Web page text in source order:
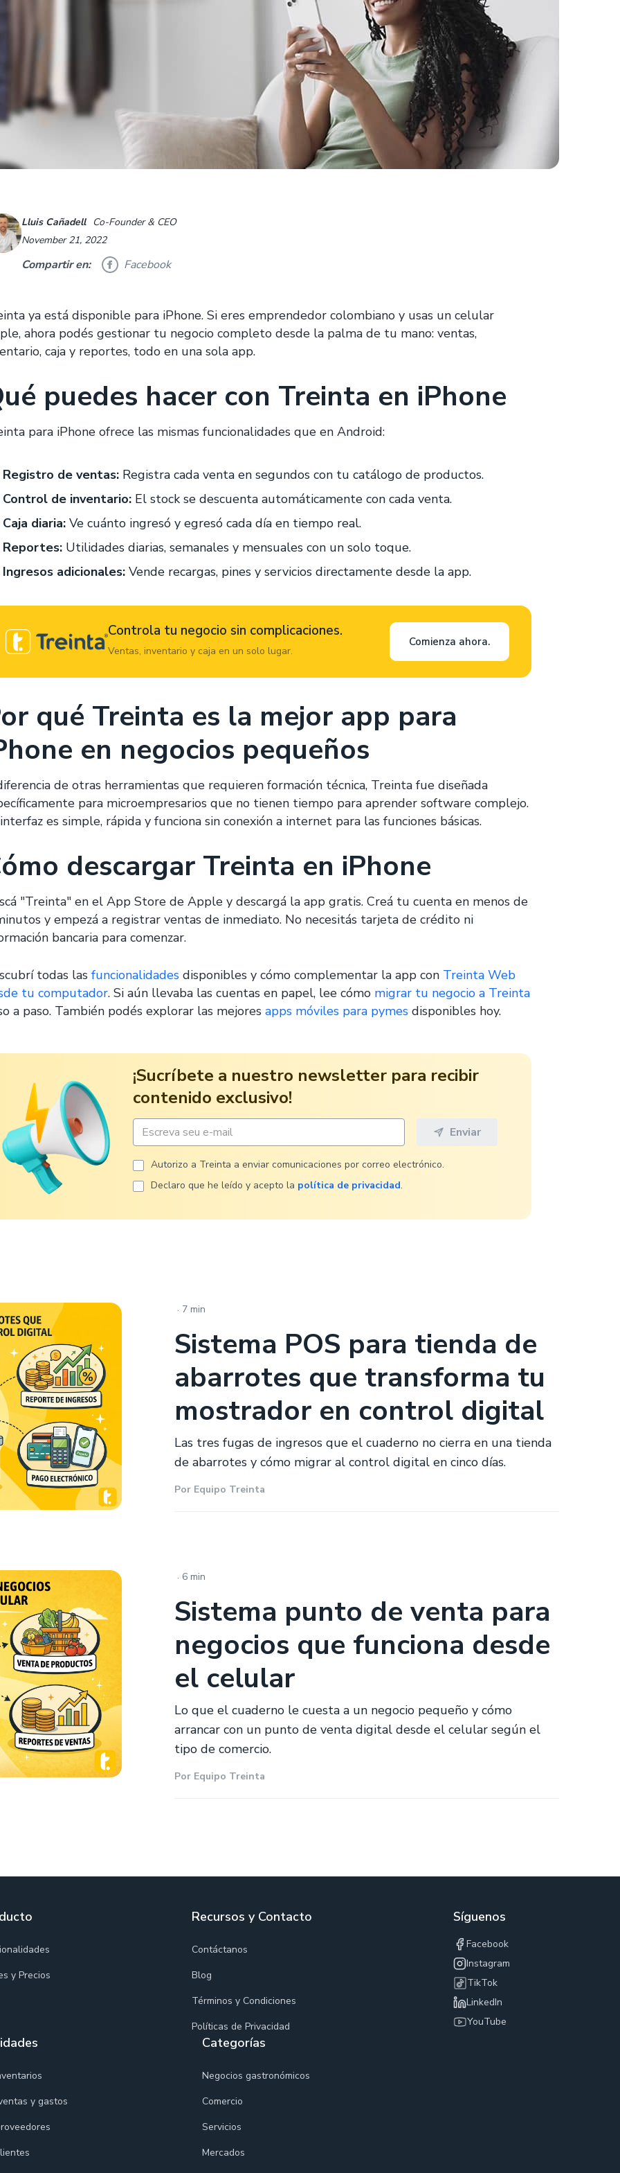
Lluis Cañadell
Co-Founder & CEO
November 21, 2022
Compartir en: Facebook
ya está disponible para iPhone. Si eres emprendedor colombiano y usas un celular
ahora podés gestionar tu negocio completo desde la palma de tu mano: ventas,
caja y reportes, todo en una sola app.
puedes hacer con Treinta en iPhone
para iPhone ofrece las mismas funcionalidades que en Android:
Registro de ventas: Registra cada venta en segundos con tu catálogo de productos.
Control de inventario: El stock se descuenta automáticamente con cada venta.
Caja diaria: Ve cuánto ingresó y egresó cada día en tiempo real.
Reportes: Utilidades diarias, semanales y mensuales con un solo toque.
Ingresos adicionales: Vende recargas, pines y servicios directamente desde la app.
Controla tu negocio sin complicaciones.
Ventas, inventario y caja en un solo lugar.
Comienza ahora.
qué Treinta es la mejor app para
en negocios pequeños
de otras herramientas que requieren formación técnica, Treinta fue diseñada
para microempresarios que no tienen tiempo para aprender software complejo.
es simple, rápida y funciona sin conexión a internet para las funciones básicas.
descargar Treinta en iPhone
"Treinta" en el App Store de Apple y descargá la app gratis. Creá tu cuenta en menos de
y empezá a registrar ventas de inmediato. No necesitás tarjeta de crédito ni
bancaria para comenzar.
todas las funcionalidades disponibles y cómo complementar la app con Treinta Web
tu computador. Si aún llevaba las cuentas en papel, lee cómo migrar tu negocio a Treinta
a paso. También podés explorar las mejores apps móviles para pymes disponibles hoy.
¡Sucríbete a nuestro newsletter para recibir
contenido exclusivo!
Autorizo ​​a Treinta a enviar comunicaciones por correo electrónico.
Declaro que he leído y acepto la política de privacidad.
. 7 min
Sistema POS para tienda de
abarrotes que transforma tu
mostrador en control digital
Las tres fugas de ingresos que el cuaderno no cierra en una tienda
de abarrotes y cómo migrar al control digital en cinco días.
Por Equipo Treinta
. 6 min
Sistema punto de venta para
negocios que funciona desde
el celular
Lo que el cuaderno le cuesta a un negocio pequeño y cómo
arrancar con un punto de venta digital desde el celular según el
tipo de comercio.
Por Equipo Treinta
y Precios
Recursos y Contacto
Contáctanos
Blog
Términos y Condiciones
Políticas de Privacidad
Síguenos
Facebook
Instagram
TikTok
LinkedIn
YouTube
y gastos
Categorías
Negocios gastronómicos
Comercio
Servicios
Mercados